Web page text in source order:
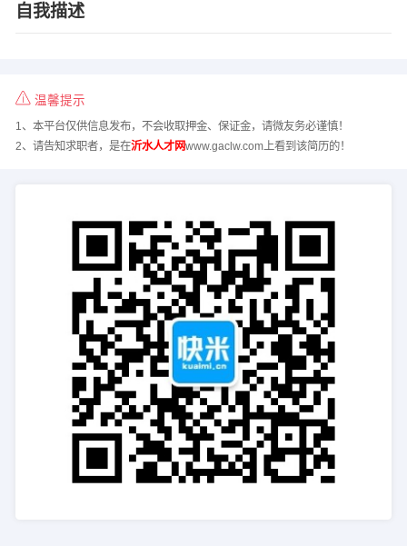
自我描述
温馨提示
1、本平台仅供信息发布，不会收取押金、保证金，请微友务必谨慎！
2、请告知求职者，是在沂水人才网www.gaclw.com上看到该简历的！